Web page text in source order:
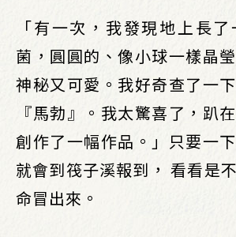
「有一次，我發現地上長
菌，圓圓的、像小球一樣晶
神秘又可愛。我好奇查了一
『馬勃』。我太驚喜了，趴
創作了一幅作品。」只要一
就會到筏子溪報到， 看看是
命冒出來。